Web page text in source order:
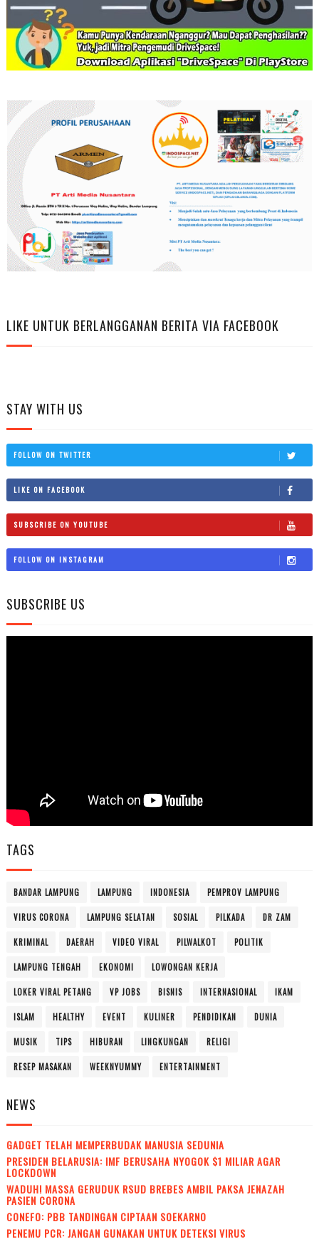
LIKE UNTUK BERLANGGANAN BERITA VIA FACEBOOK
STAY WITH US
FOLLOW ON TWITTER
LIKE ON FACEBOOK
SUBSCRIBE ON YOUTUBE
FOLLOW ON INSTAGRAM
SUBSCRIBE US
TAGS
BANDAR LAMPUNG LAMPUNG INDONESIA PEMPROV LAMPUNG
VIRUS CORONA LAMPUNG SELATAN SOSIAL PILKADA DR ZAM
KRIMINAL DAERAH VIDEO VIRAL PILWALKOT POLITIK
LAMPUNG TENGAH EKONOMI LOWONGAN KERJA
LOKER VIRAL PETANG VP JOBS BISNIS INTERNASIONAL IKAM
ISLAM HEALTHY EVENT KULINER PENDIDIKAN DUNIA
MUSIK TIPS HIBURAN LINGKUNGAN RELIGI
RESEP MASAKAN WEEKNYUMMY ENTERTAINMENT
NEWS
GADGET TELAH MEMPERBUDAK MANUSIA SEDUNIA
PRESIDEN BELARUSIA: IMF BERUSAHA NYOGOK $1 MILIAR AGAR
LOCKDOWN
WADUH! MASSA GERUDUK RSUD BREBES AMBIL PAKSA JENAZAH
PASIEN CORONA
CONEFO: PBB TANDINGAN CIPTAAN SOEKARNO
PENEMU PCR: JANGAN GUNAKAN UNTUK DETEKSI VIRUS